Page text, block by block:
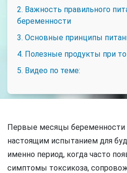
2. Важность правильного
беременности
3. Основные принципы
4. Полезные продукты при
5. Видео по теме:
Первые месяцы беременности
настоящим испытанием для
именно период, когда часто
симптомы токсикоза,